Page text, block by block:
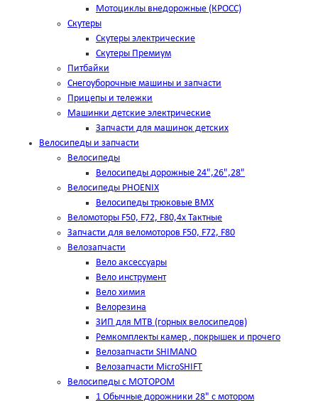
Мотоциклы внедорожные (КРОСС)
Скутеры
Скутеры электрические
Скутеры Премиум
Питбайки
Снегоуборочные машины и запчасти
Прицепы и тележки
Машинки детские электрические
Запчасти для машинок детских
Велосипеды и запчасти
Велосипеды
Велосипеды дорожные 24",26",28"
Велосипеды PHOENIX
Велосипеды трюковые BMX
Веломоторы F50, F72, F80,4х Тактные
Запчасти для веломоторов F50, F72, F80
Велозапчасти
Вело аксессуары
Вело инструмент
Вело химия
Велорезина
ЗИП для MTB (горных велосипедов)
Ремкомплекты камер , покрышек и прочего
Велозапчасти SHIMANO
Велозапчасти MicroSHIFT
Велосипеды с МОТОРОМ
1 Обычные дорожники 28" с мотором